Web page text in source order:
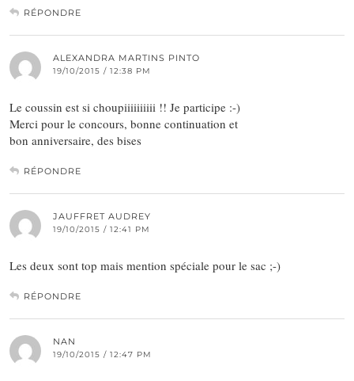
RÉPONDRE
ALEXANDRA MARTINS PINTO
19/10/2015 / 12:38 PM
Le coussin est si choupiiiiiiiiii !! Je participe :-)
Merci pour le concours, bonne continuation et
bon anniversaire, des bises
RÉPONDRE
JAUFFRET AUDREY
19/10/2015 / 12:41 PM
Les deux sont top mais mention spéciale pour le sac ;-)
RÉPONDRE
NAN
19/10/2015 / 12:47 PM